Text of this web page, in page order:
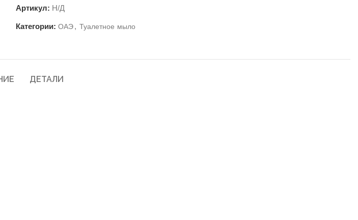
Артикул: Н/Д
Категории: ОАЭ, Туалетное мыло
ДЕТАЛИ